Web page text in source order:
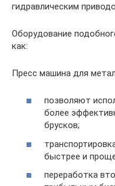
гидравлическим
Оборудование
как:
Пресс машина для
позволяют
более
брусков;
быстрее и
переработка